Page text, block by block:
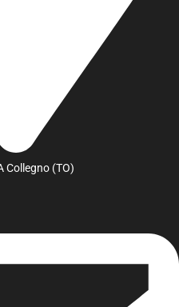
Collegno (TO)